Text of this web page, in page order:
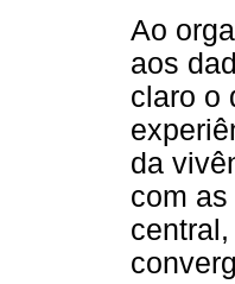
Ao
aos
claro o
da
com